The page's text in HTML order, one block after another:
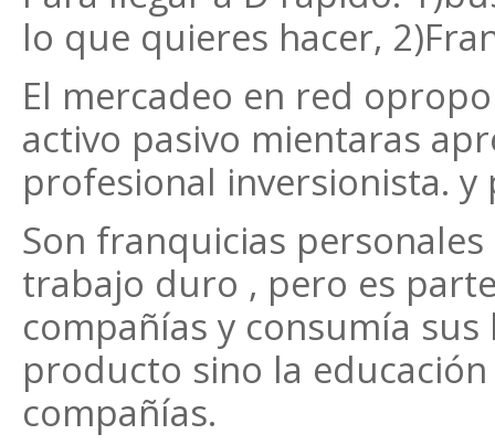
lo que quieres hacer,
El mercadeo en red
activo pasivo mientaras
profesional inversionista. y
Son franquicias
trabajo duro , pero es
compañías y consumía
producto sino la
compañías.